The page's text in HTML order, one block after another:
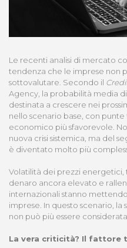
DUE
Le recenti analisi di mercato
tendenza che le imprese non
sottovalutare. Secondo il
Agency, la probabilità media
destinata a crescere nei
nello scenario base, con punte
economico più sfavorevole.
nuova crisi sistemica, ma del
è diventato molto più
Volatilità dei prezzi
denaro ancora elevato e
internazionali stanno
imprese. In questo scenario,
non può più essere
La vera criticità? Il fattore